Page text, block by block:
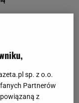
sp. z o.o.
Partnerów
z